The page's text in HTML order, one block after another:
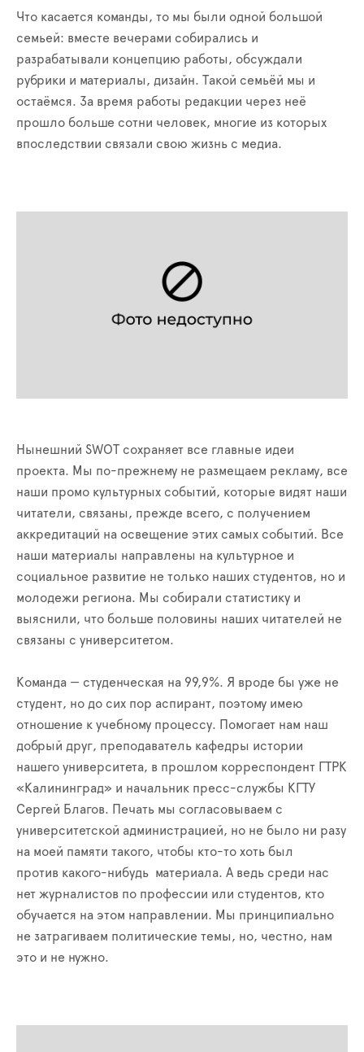
Что касается команды, то мы были одной большой
семьей: вместе вечерами собирались и
разрабатывали концепцию работы, обсуждали
рубрики и материалы, дизайн. Такой семьёй мы и
остаёмся. За время работы редакции через неё
прошло больше сотни человек, многие из которых
впоследствии связали свою жизнь с медиа.
Нынешний SWOT сохраняет все главные идеи
проекта. Мы по-прежнему не размещаем рекламу, все
наши промо культурных событий, которые видят наши
читатели, связаны, прежде всего, с получением
аккредитаций на освещение этих самых событий. Все
наши материалы направлены на культурное и
социальное развитие не только наших студентов, но и
молодежи региона. Мы собирали статистику и
выяснили, что больше половины наших читателей не
связаны с университетом.
Команда — студенческая на 99,9%. Я вроде бы уже не
студент, но до сих пор аспирант, поэтому имею
отношение к учебному процессу. Помогает нам наш
добрый друг, преподаватель кафедры истории
нашего университета, в прошлом корреспондент ГТРК
«Калининград» и начальник пресс-службы КГТУ
Сергей Благов. Печать мы согласовываем с
университетской администрацией, но не было ни разу
на моей памяти такого, чтобы кто-то хоть был
против какого-нибудь материала. А ведь среди нас
нет журналистов по профессии или студентов, кто
обучается на этом направлении. Мы принципиально
не затрагиваем политические темы, но, честно, нам
это и не нужно.